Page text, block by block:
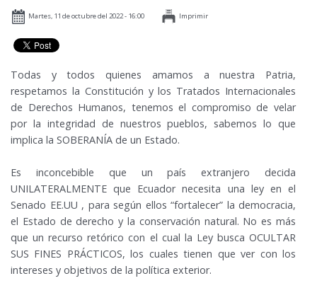
PRENSA
PARTICIPACIÓN
RELACIONES INTERNACIONALES
Martes, 11 de octubre del 2022 - 16:00 Imprimir
Todas y todos quienes amamos a nuestra Patria,
respetamos la Constitución y los Tratados Internacionales
de Derechos Humanos, tenemos el compromiso de velar
por la integridad de nuestros pueblos, sabemos lo que
implica la SOBERANÍA de un Estado.
Es inconcebible que un país extranjero decida
UNILATERALMENTE que Ecuador necesita una ley en el
Senado EE.UU , para según ellos “fortalecer” la democracia,
el Estado de derecho y la conservación natural. No es más
que un recurso retórico con el cual la Ley busca OCULTAR
SUS FINES PRÁCTICOS, los cuales tienen que ver con los
intereses y objetivos de la política exterior.